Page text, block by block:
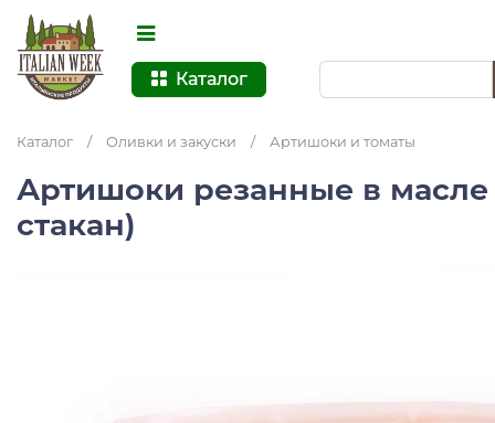
Каталог
Каталог / Оливки и закуски / Артишоки и томаты
Артишоки резанные в
стакан)